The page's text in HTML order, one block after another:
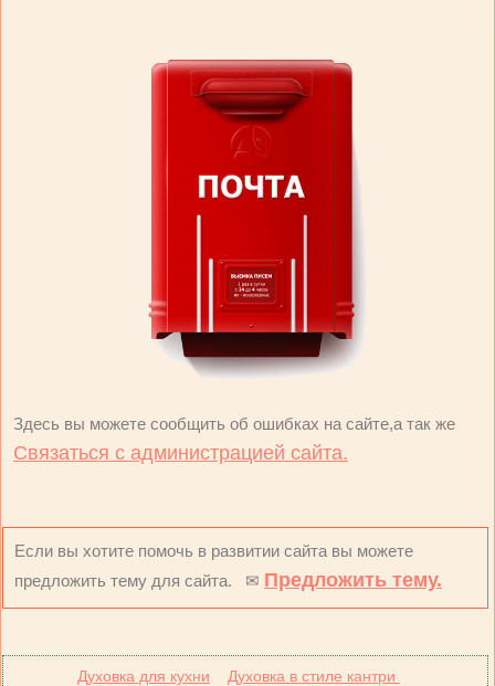
Здесь вы можете сообщить об ошибках на сайте,а так же
Связаться с администрацией сайта.
Если вы хотите помочь в развитии сайта вы можете
предложить тему для сайта. ✉ Предложить тему.
Духовка для кухни Духовка в стиле кантри